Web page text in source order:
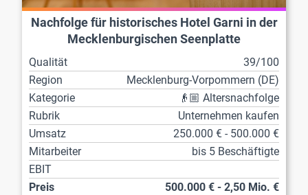
Nachfolge für historisches Hotel Garni in der
Mecklenburgischen Seenplatte
Qualität
39/100
Region
Mecklenburg-Vorpommern (DE)
Kategorie
👴🏼 Altersnachfolge
Rubrik
Unternehmen kaufen
Umsatz
250.000 € - 500.000 €
Mitarbeiter
bis 5 Beschäftigte
EBIT
Preis
500.000 € - 2,50 Mio. €